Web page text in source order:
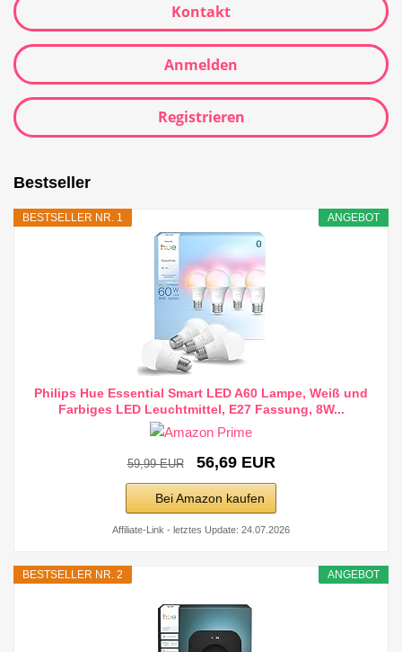
Kontakt
Anmelden
Registrieren
Bestseller
ANGEBOT
BESTSELLER NR. 1
Philips Hue Essential Smart LED A60 Lampe, Weiß und
Farbiges LED Leuchtmittel, E27 Fassung, 8W...
59,99 EUR 56,69 EUR
Bei Amazon kaufen
Affiliate-Link - letztes Update: 24.07.2026
ANGEBOT
BESTSELLER NR. 2